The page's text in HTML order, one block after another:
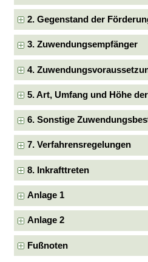
2. Gegenstand der
3. Zuwendungsempfänger
4.
5. Art, Umfang und Höhe
6. Sonstige
7. Verfahrensregelungen
8. Inkrafttreten
Anlage 1
Anlage 2
Fußnoten